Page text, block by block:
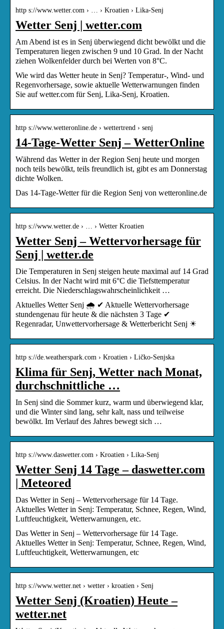
http s://www.wetter.com › … › Kroatien › Lika-Senj
Wetter Senj | wetter.com
Am Abend ist es in Senj überwiegend dicht bewölkt und die
Temperaturen liegen zwischen 9 und 10 Grad. In der Nacht
ziehen Wolkenfelder durch bei Werten von 8°C.
Wie wird das Wetter heute in Senj? Temperatur-, Wind- und
Regenvorhersage, sowie aktuelle Wetterwarnungen finden
Sie auf wetter.com für Senj, Lika-Senj, Kroatien.
http s://www.wetteronline.de › wettertrend › senj
14-Tage-Wetter Senj – WetterOnline
Während das Wetter in der Region Senj heute und morgen
noch teils bewölkt, teils freundlich ist, gibt es am Donnerstag
dichte Wolken.
Das 14-Tage-Wetter für die Region Senj von wetteronline.de
http s://www.wetter.de › … › Wetter Kroatien
Wetter Senj – Wettervorhersage für
Senj | wetter.de
Die Temperaturen in Senj steigen heute maximal auf 14 Grad
Celsius. In der Nacht wird mit 6°C die Tiefsttemperatur
erreicht. Die Niederschlagswahrscheinlichkeit …
Aktuelles Wetter Senj 🌧️ ✔ Aktuelle Wettervorhersage
stundengenau für heute & die nächsten 3 Tage ✔
Regenradar, Unwettervorhersage & Wetterbericht Senj ☀
http s://de.weatherspark.com › Kroatien › Ličko-Senjska
Klima für Senj, Wetter nach Monat,
durchschnittliche …
In Senj sind die Sommer kurz, warm und überwiegend klar,
und die Winter sind lang, sehr kalt, nass und teilweise
bewölkt. Im Verlauf des Jahres bewegt sich …
http s://www.daswetter.com › Kroatien › Lika-Senj
Wetter Senj 14 Tage – daswetter.com
| Meteored
Das Wetter in Senj – Wettervorhersage für 14 Tage.
Aktuelles Wetter in Senj: Temperatur, Schnee, Regen, Wind,
Luftfeuchtigkeit, Wetterwarnungen, etc.
Das Wetter in Senj – Wettervorhersage für 14 Tage.
Aktuelles Wetter in Senj: Temperatur, Schnee, Regen, Wind,
Luftfeuchtigkeit, Wetterwarnungen, etc
http s://www.wetter.net › wetter › kroatien › Senj
Wetter Senj (Kroatien) Heute –
wetter.net